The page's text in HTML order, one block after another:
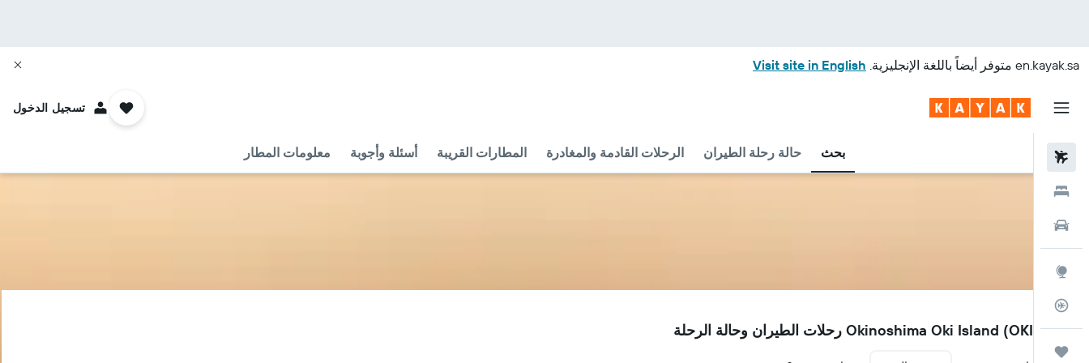
en.kayak.sa متوفر أيضاً باللغة الإنجليزية. Visit site in English
بحث حالة رحلة الطيران الرحلات القادمة والمغادرة المطارات القريبة أسئلة وأجوبة معلومات المطار
تسجيل الدخول
OKI
مطار Okinoshima Oki Island (OKI) رحلات الطيران وحالة الرحلة